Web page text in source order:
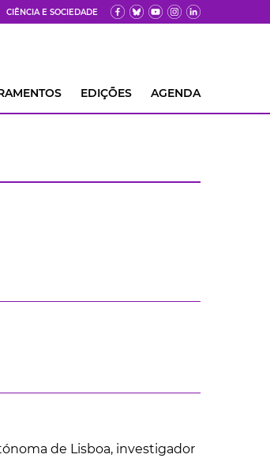
CIÊNCIA E SOCIEDADE
EDIÇÕES AGENDA
de Lisboa, investigador